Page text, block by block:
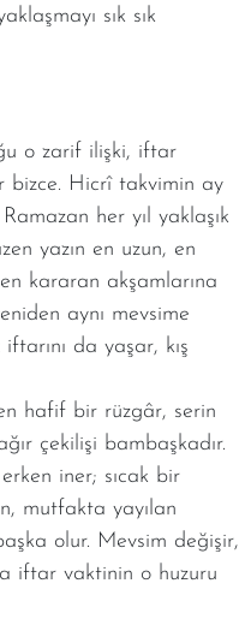
sık sık
o zarif ilişki, iftar
bizce. Hicrî takvimin ay
her yıl yaklaşık
yazın en uzun, en
kararan akşamlarına
aynı mevsime
da yaşar, kış
hafif bir rüzgâr, serin
çekilişi bambaşkadır.
iner; sıcak bir
mutfakta yayılan
olur. Mevsim değişir,
iftar vaktinin o huzuru